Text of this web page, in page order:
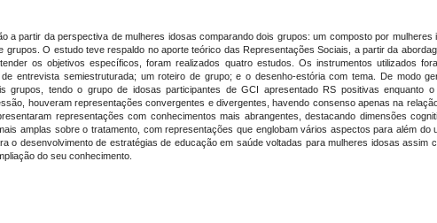
partir da perspectiva de mulheres idosas comparando dois grupos: um composto por mulheres
O estudo teve respaldo no aporte teórico das Representações Sociais, a partir da
os objetivos específicos, foram realizados quatro estudos. Os instrumentos utilizados
entrevista semiestruturada; um roteiro de grupo; e o desenho-estória com tema. De modo
grupos, tendo o grupo de idosas participantes de GCI apresentado RS positivas enquanto o
houveram representações convergentes e divergentes, havendo consenso apenas na
representações com conhecimentos mais abrangentes, destacando dimensões
amplas sobre o tratamento, com representações que englobam vários aspectos para além do
o desenvolvimento de estratégias de educação em saúde voltadas para mulheres idosas assim
do seu conhecimento.